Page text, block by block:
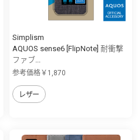
Simplism
AQUOS sense6 [FlipNote] 耐衝撃
ファブ...
参考価格￥1,870
レザー